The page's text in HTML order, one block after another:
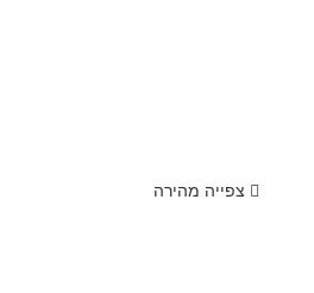
צפייה מהירה